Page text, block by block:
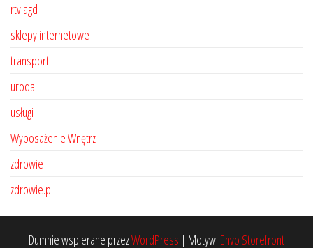
rtv agd
sklepy internetowe
transport
uroda
usługi
Wyposażenie Wnętrz
zdrowie
zdrowie.pl
Dumnie wspierane przezWordPress | Motyw: Envo Storefront